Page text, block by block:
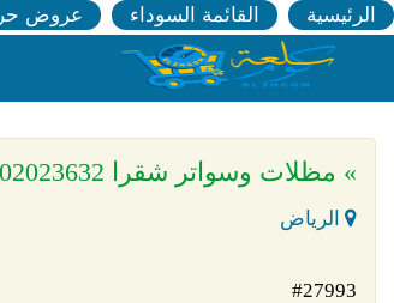
الرئيسية القائمة السوداء عروض
» مظلات وسواتر شقرا 0502023632
الرياض
#27993